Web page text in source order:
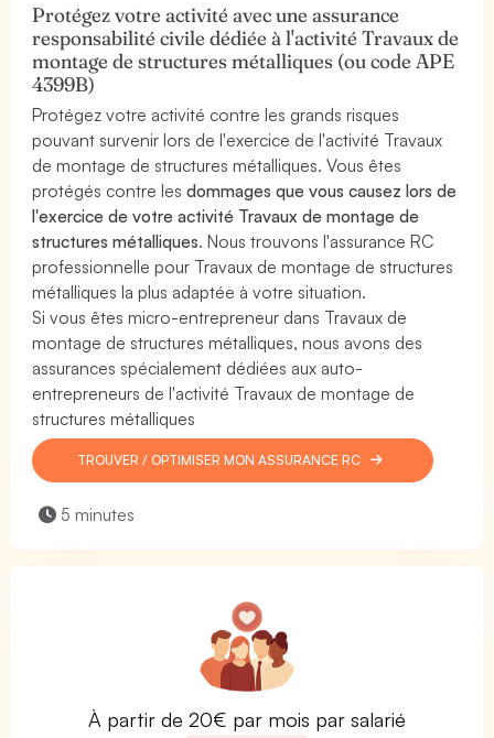
Protégez votre activité avec une assurance
responsabilité civile dédiée à l'activité Travaux de
montage de structures métalliques (ou code APE
4399B)
Protégez votre activité contre les grands risques
pouvant survenir lors de l'exercice de l'activité Travaux
de montage de structures métalliques. Vous êtes
protégés contre lesdommages que vous causez lors de
l'exercice de votre activité Travaux de montage de
structures métalliques. Nous trouvons l'assurance RC
professionnelle pour Travaux de montage de structures
métalliques la plus adaptée à votre situation.
Si vous êtes micro-entrepreneur dans Travaux de
montage de structures métalliques, nous avons des
assurances spécialement dédiées aux auto-
entrepreneurs de l'activité Travaux de montage de
structures métalliques
TROUVER / OPTIMISER MON ASSURANCE RC
5 minutes
À partir de 20€ par mois par salarié